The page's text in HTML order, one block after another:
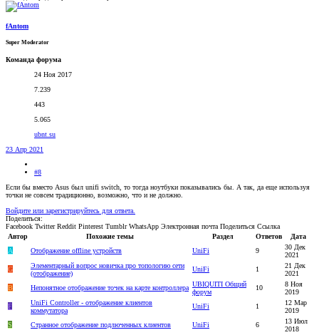
fAntom
Super Moderator
Команда форума
24 Ноя 2017
7.239
443
5.065
ubnt.su
23 Апр 2021
#8
Если бы вместо Asus был unifi switch, то тогда ноутбуки показывались бы. А так, да еще используя
точки не совсем традиционно, возможно, что и не должно.
Войдите или зарегистрируйтесь для ответа.
Поделиться:
Facebook Twitter Reddit Pinterest Tumblr WhatsApp Электронная почта Поделиться Ссылка
Автор
Похожие темы Раздел Ответов
Дата
A
Отображение offline устройств UniFi 9
30 Дек
2021
G
Элементарный вопрос новичка про топологию сети
(отображение)
UniFi 1
21 Дек
2021
В
Непонятное отображение точек на карте контроллера UBIQUITI Общий
форум
10
8 Ноя
2019
F
UniFi Controller - отображение клиентов
коммутатора
UniFi 1
12 Мар
2019
S
Странное отображение подлюченных клиентов UniFi 6
13 Июл
2018